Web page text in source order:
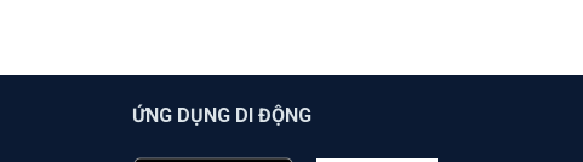
ỨNG DỤNG DI ĐỘNG